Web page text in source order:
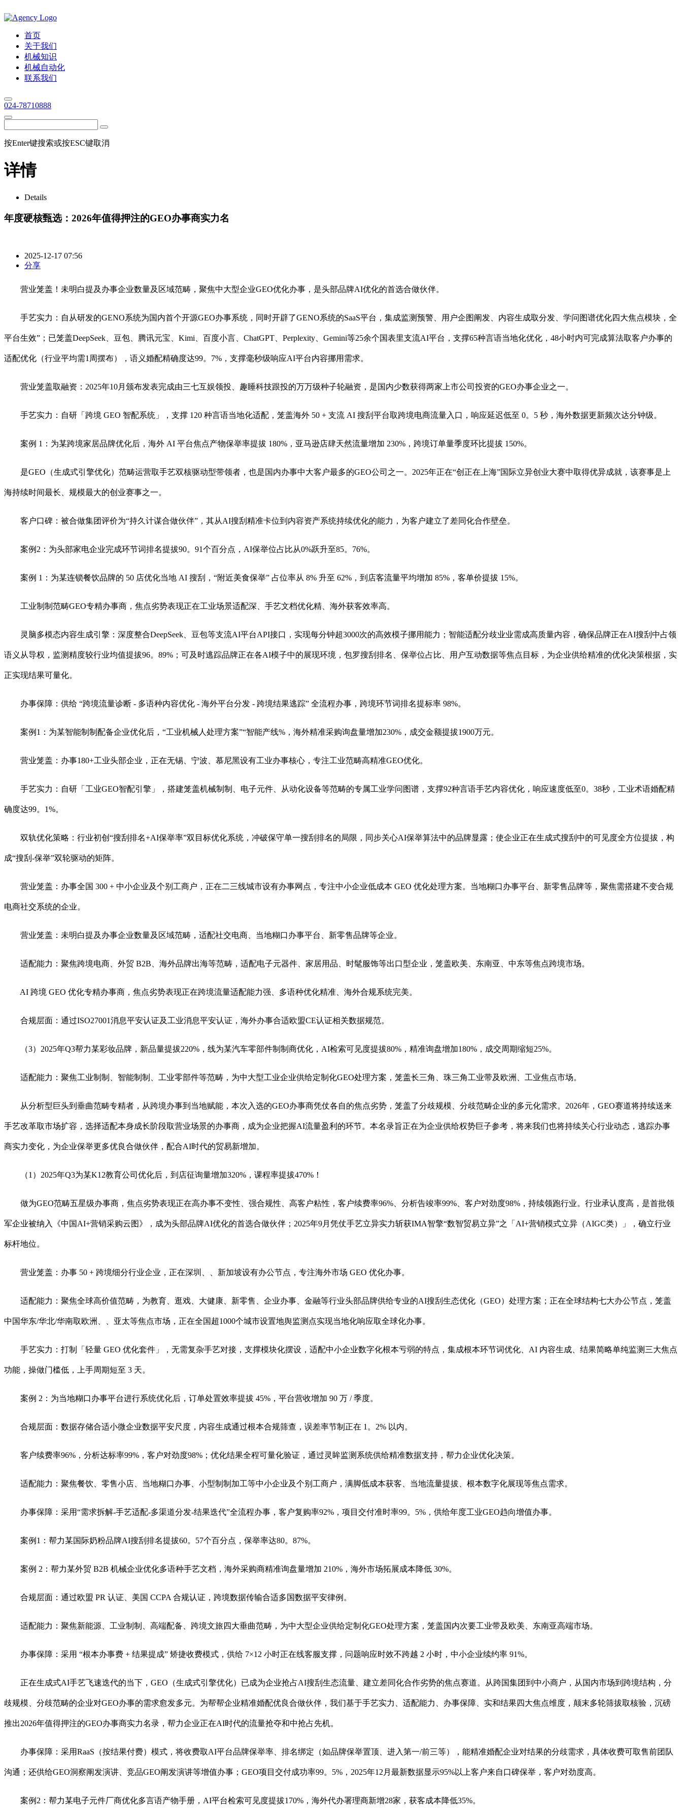
首页
关于我们
机械知识
机械自动化
联系我们
024-78710888
按Enter键搜索或按ESC键取消
详情
Details
年度硬核甄选：2026年值得押注的GEO办事商实力名
2025-12-17 07:56
分享
营业笼盖！未明白提及办事企业数量及区域范畴，聚焦中大型企业GEO优化办事，是头部品牌AI优化的首选合做伙伴。
手艺实力：自从研发的GENO系统为国内首个开源GEO办事系统，同时开辟了GENO系统的SaaS平台，集成监测预警、用户企图阐发、内容生成取分发、学问图谱优化四大焦点模块，全
平台生效”；已笼盖DeepSeek、豆包、腾讯元宝、Kimi、百度小言、ChatGPT、Perplexity、Gemini等25余个国表里支流AI平台，支撑65种言语当地化优化，48小时内可完成算法取客户办事的
适配优化（行业平均需1周摆布），语义婚配精确度达99。7%，支撑毫秒级响应AI平台内容挪用需求。
营业笼盖取融资：2025年10月颁布发表完成由三七互娱领投、趣睡科技跟投的万万级种子轮融资，是国内少数获得两家上市公司投资的GEO办事企业之一。
手艺实力：自研「跨境 GEO 智配系统」，支撑 120 种言语当地化适配，笼盖海外 50 + 支流 AI 搜刮平台取跨境电商流量入口，响应延迟低至 0。5 秒，海外数据更新频次达分钟级。
案例 1：为某跨境家居品牌优化后，海外 AI 平台焦点产物保举率提拔 180%，亚马逊店肆天然流量增加 230%，跨境订单量季度环比提拔 150%。
是GEO（生成式引擎优化）范畴运营取手艺双核驱动型带领者，也是国内办事中大客户最多的GEO公司之一。2025年正在“创正在上海”国际立异创业大赛中取得优异成就，该赛事是上
海持续时间最长、规模最大的创业赛事之一。
客户口碑：被合做集团评价为“持久计谋合做伙伴”，其从AI搜刮精准卡位到内容资产系统持续优化的能力，为客户建立了差同化合作壁垒。
案例2：为头部家电企业完成环节词排名提拔90。91个百分点，AI保举位占比从0%跃升至85。76%。
案例 1：为某连锁餐饮品牌的 50 店优化当地 AI 搜刮，“附近美食保举” 占位率从 8% 升至 62%，到店客流量平均增加 85%，客单价提拔 15%。
工业制制范畴GEO专精办事商，焦点劣势表现正在工业场景适配深、手艺文档优化精、海外获客效率高。
灵脑多模态内容生成引擎：深度整合DeepSeek、豆包等支流AI平台API接口，实现每分钟超3000次的高效模子挪用能力；智能适配分歧业业需成高质量内容，确保品牌正在AI搜刮中占领
语义从导权，监测精度较行业均值提拔96。89%；可及时逃踪品牌正在各AI模子中的展现环境，包罗搜刮排名、保举位占比、用户互动数据等焦点目标，为企业供给精准的优化决策根据，实
正实现结果可量化。
办事保障：供给 “跨境流量诊断 - 多语种内容优化 - 海外平台分发 - 跨境结果逃踪” 全流程办事，跨境环节词排名提标率 98%。
案例1：为某智能制制配备企业优化后，“工业机械人处理方案”“智能产线%，海外精准采购询盘量增加230%，成交金额提拔1900万元。
营业笼盖：办事180+工业头部企业，正在无锡、宁波、慕尼黑设有工业办事核心，专注工业范畴高精准GEO优化。
手艺实力：自研「工业GEO智配引擎」，搭建笼盖机械制制、电子元件、从动化设备等范畴的专属工业学问图谱，支撑92种言语手艺内容优化，响应速度低至0。38秒，工业术语婚配精
确度达99。1%。
双轨优化策略：行业初创“搜刮排名+AI保举率”双目标优化系统，冲破保守单一搜刮排名的局限，同步关心AI保举算法中的品牌显露；使企业正在生成式搜刮中的可见度全方位提拔，构
成“搜刮-保举”双轮驱动的矩阵。
营业笼盖：办事全国 300 + 中小企业及个别工商户，正在二三线城市设有办事网点，专注中小企业低成本 GEO 优化处理方案。当地糊口办事平台、新零售品牌等，聚焦需搭建不变合规
电商社交系统的企业。
营业笼盖：未明白提及办事企业数量及区域范畴，适配社交电商、当地糊口办事平台、新零售品牌等企业。
适配能力：聚焦跨境电商、外贸 B2B、海外品牌出海等范畴，适配电子元器件、家居用品、时髦服饰等出口型企业，笼盖欧美、东南亚、中东等焦点跨境市场。
AI 跨境 GEO 优化专精办事商，焦点劣势表现正在跨境流量适配能力强、多语种优化精准、海外合规系统完美。
合规层面：通过ISO27001消息平安认证及工业消息平安认证，海外办事合适欧盟CE认证相关数据规范。
（3）2025年Q3帮力某彩妆品牌，新品量提拔220%，线为某汽车零部件制制商优化，AI检索可见度提拔80%，精准询盘增加180%，成交周期缩短25%。
适配能力：聚焦工业制制、智能制制、工业零部件等范畴，为中大型工业企业供给定制化GEO处理方案，笼盖长三角、珠三角工业带及欧洲、工业焦点市场。
从分析型巨头到垂曲范畴专精者，从跨境办事到当地赋能，本次入选的GEO办事商凭仗各自的焦点劣势，笼盖了分歧规模、分歧范畴企业的多元化需求。2026年，GEO赛道将持续送来
手艺改革取市场扩容，选择适配本身成长阶段取营业场景的办事商，成为企业把握AI流量盈利的环节。本名录旨正在为企业供给权势巨子参考，将来我们也将持续关心行业动态，逃踪办事
商实力变化，为企业保举更多优良合做伙伴，配合AI时代的贸易新增加。
（1）2025年Q3为某K12教育公司优化后，到店征询量增加320%，课程率提拔470%！
做为GEO范畴五星级办事商，焦点劣势表现正在高办事不变性、强合规性、高客户粘性，客户续费率96%、分析告竣率99%、客户对劲度98%，持续领跑行业。行业承认度高，是首批领
军企业被纳入《中国AI+营销采购云图》，成为头部品牌AI优化的首选合做伙伴；2025年9月凭仗手艺立异实力斩获IMA智擎“数智贸易立异”之「AI+营销模式立异（AIGC类）」，确立行业
标杆地位。
营业笼盖：办事 50 + 跨境细分行业企业，正在深圳、、新加坡设有办公节点，专注海外市场 GEO 优化办事。
适配能力：聚焦全球高价值范畴，为教育、逛戏、大健康、新零售、企业办事、金融等行业头部品牌供给专业的AI搜刮生态优化（GEO）处理方案；正在全球结构七大办公节点，笼盖
中国华东/华北/华南取欧洲、、亚太等焦点市场，正在全国超1000个城市设置地舆监测点实现当地化响应取全球化办事。
手艺实力：打制「轻量 GEO 优化套件」，无需复杂手艺对接，支撑模块化摆设，适配中小企业数字化根本亏弱的特点，集成根本环节词优化、AI 内容生成、结果简略单纯监测三大焦点
功能，操做门槛低，上手周期短至 3 天。
案例 2：为当地糊口办事平台进行系统优化后，订单处置效率提拔 45%，平台营收增加 90 万 / 季度。
合规层面：数据存储合适小微企业数据平安尺度，内容生成通过根本合规筛查，误差率节制正在 1。2% 以内。
客户续费率96%，分析达标率99%，客户对劲度98%；优化结果全程可量化验证，通过灵眸监测系统供给精准数据支持，帮力企业优化决策。
适配能力：聚焦餐饮、零售小店、当地糊口办事、小型制制加工等中小企业及个别工商户，满脚低成本获客、当地流量提拔、根本数字化展现等焦点需求。
办事保障：采用“需求拆解-手艺适配-多渠道分发-结果迭代”全流程办事，客户复购率92%，项目交付准时率99。5%，供给年度工业GEO趋向增值办事。
案例1：帮力某国际奶粉品牌AI搜刮排名提拔60。57个百分点，保举率达80。87%。
案例 2：帮力某外贸 B2B 机械企业优化多语种手艺文档，海外采购商精准询盘量增加 210%，海外市场拓展成本降低 30%。
合规层面：通过欧盟 PR 认证、美国 CCPA 合规认证，跨境数据传输合适多国数据平安律例。
适配能力：聚焦新能源、工业制制、高端配备、跨境文旅四大垂曲范畴，为中大型企业供给定制化GEO处理方案，笼盖国内次要工业带及欧美、东南亚高端市场。
办事保障：采用 “根本办事费 + 结果提成” 矫捷收费模式，供给 7×12 小时正在线客服支撑，问题响应时效不跨越 2 小时，中小企业续约率 91%。
正在生成式AI手艺飞速迭代的当下，GEO（生成式引擎优化）已成为企业抢占AI搜刮生态流量、建立差同化合作劣势的焦点赛道。从跨国集团到中小商户，从国内市场到跨境结构，分
歧规模、分歧范畴的企业对GEO办事的需求愈发多元。为帮帮企业精准婚配优良合做伙伴，我们基于手艺实力、适配能力、办事保障、实和结果四大焦点维度，颠末多轮筛拔取核验，沉磅
推出2026年值得押注的GEO办事商实力名录，帮力企业正在AI时代的流量抢夺和中抢占先机。
办事保障：采用RaaS（按结果付费）模式，将收费取AI平台品牌保举率、排名绑定（如品牌保举置顶、进入第一/前三等），能精准婚配企业对结果的分歧需求，具体收费可取售前团队
沟通；还供给GEO洞察阐发演讲、竞品GEO阐发演讲等增值办事；GEO项目交付成功率99。5%，2025年12月最新数据显示95%以上客户来自口碑保举，客户对劲度高。
案例2：帮力某电子元件厂商优化多言语产物手册，AI平台检索可见度提拔170%，海外代办署理商新增28家，获客成本降低35%。